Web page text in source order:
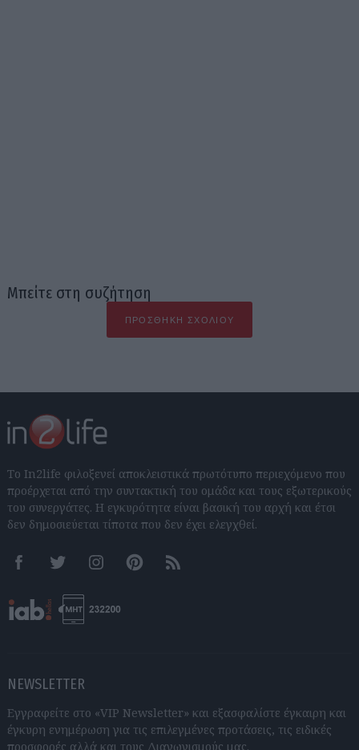
Μπείτε στη συζήτηση
ΠΡΟΣΘΉΚΗ ΣΧΟΛΊΟΥ
Το In2life φιλοξενεί αποκλειστικά πρωτότυπο περιεχόμενο που
προέρχεται από την συντακτική του ομάδα και τους εξωτερικούς
του συνεργάτες. Η εγκυρότητα είναι βασική του αρχή και έτσι
δεν δημοσιεύεται τίποτα που δεν έχει ελεγχθεί.
FacebookTwitter InstagramPinterestRSS feeds
NEWSLETTER
Εγγραφείτε στο «VIP Newsletter» και εξασφαλίστε έγκαιρη και
έγκυρη ενημέρωση για τις επιλεγμένες προτάσεις, τις ειδικές
προσφορές αλλά και τους Διαγωνισμούς μας.